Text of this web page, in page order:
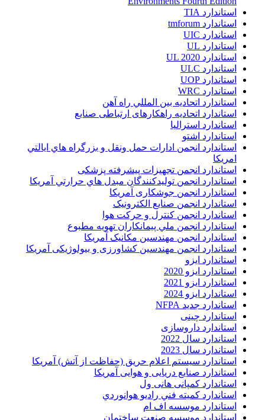
استاندارد TIA
استاندارد tmforum
استاندارد UIC
استاندارد UL
استاندارد UL 2020
استاندارد ULC
استاندارد UOP
استاندارد WRC
استاندارد اتحاديه بين المللي راه آهن
استاندارد اتحادیه راهکارهای ارتباطی صنایع
استاندارد استرالیا
استاندارد اشتو
استاندارد انجمن ادارات حمل ونقل و بزرگراه هاي ايالتي
امريکا
استاندارد انجمن تجهیزات پیشرفته پزشکی
استاندارد انجمن توليدکنندگان مبدل هاي حرارتي آمريکا
استاندارد انجمن جوشکاری آمریکا
استاندارد انجمن صنايع الکترونيک
استاندارد انجمن کنترل و حرکت هوا
استاندارد انجمن ملي پيمانکاران تهويه مطبوع
استاندارد انجمن مهندسين مکانيک آمريکا
استاندارد انجمن مهندسین کشاورزی و بیولوژیکی آمریکا
استاندارد ایزو
استاندارد ایزو 2020
استاندارد ایزو 2021
استاندارد ایزو 2024
استاندارد جدید NFPA
استاندارد چینی
استاندارد داروسازی
استاندارد سال 2022
استاندارد سال 2023
استاندارد سیستم اعلام حریق (حفاظت از آتش) آمریکا
استاندارد صنایع دریایی و هوایی آمریکا
استاندارد کمپانی هانی ول
استاندارد کميته فني راديو هوانوردي
استاندارد موسسه اف ام
استاندارد موسسه صنعت ساختمان